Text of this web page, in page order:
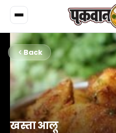
Back
खस्ता आलू